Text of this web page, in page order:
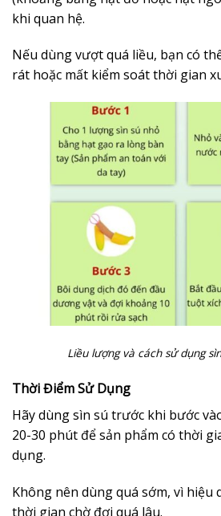
khi quan hệ.
Nếu dùng vượt quá liều, bạn có
rát hoặc mất kiểm soát thời gian
Liều lượng và cách sử dụng
Thời Điểm Sử Dụng
Hãy dùng sìn sú trước khi bước
20-30 phút để sản phẩm có thời
dụng.
Không nên dùng quá sớm, vì hiệu
thời gian chờ đợi quá lâu.